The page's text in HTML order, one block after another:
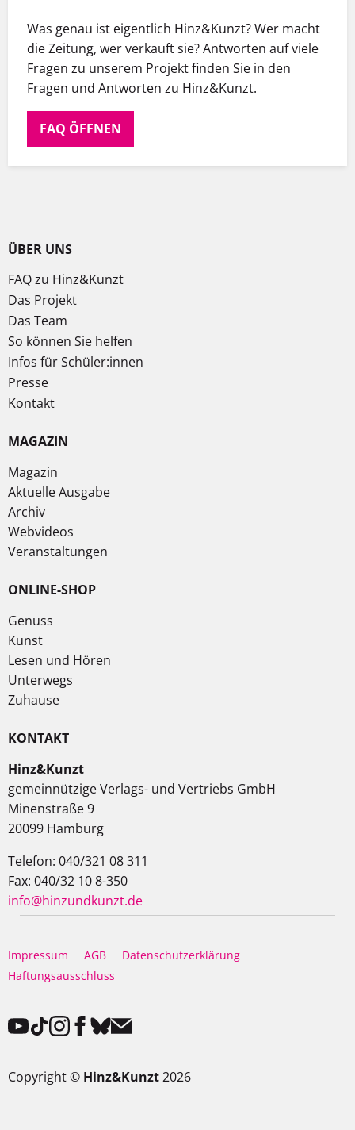
Was genau ist eigentlich Hinz&Kunzt? Wer macht
die Zeitung, wer verkauft sie? Antworten auf viele
Fragen zu unserem Projekt finden Sie in den
Fragen und Antworten zu Hinz&Kunzt.
FAQ ÖFFNEN
ÜBER UNS
FAQ zu Hinz&Kunzt
Das Projekt
Das Team
So können Sie helfen
Infos für Schüler:innen
Presse
Kontakt
MAGAZIN
Magazin
Aktuelle Ausgabe
Archiv
Webvideos
Veranstaltungen
ONLINE-SHOP
Genuss
Kunst
Lesen und Hören
Unterwegs
Zuhause
KONTAKT
Hinz&Kunzt
gemeinnützige Verlags- und Vertriebs GmbH
Minenstraße 9
20099 Hamburg
Telefon: 040/321 08 311
Fax: 040/32 10 8-350
info@hinzundkunzt.de
Impressum AGB
Datenschutzerklärung
Haftungsausschluss
Copyright © Hinz&Kunzt2026